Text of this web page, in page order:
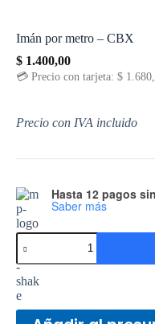
Imán por metro – CBX
$ 1.400,00
💳 Precio con tarjeta: $
Precio con IVA incluido
Hasta 12 pagos
Saber más